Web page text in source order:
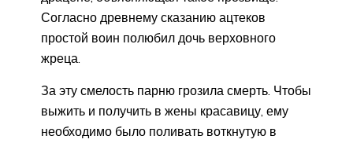
Согласно древнему сказанию ацтеков
простой воин полюбил дочь верховного
жреца.
За эту смелость парню грозила смерть. Чтобы
выжить и получить в жены красавицу, ему
необходимо было поливать воткнутую в